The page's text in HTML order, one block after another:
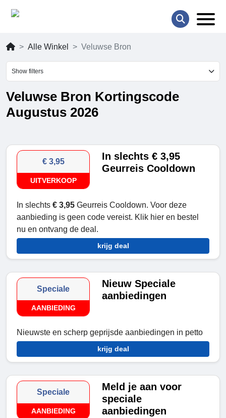
Alle Winkel Veluwse Bron
Show filters
Veluwse Bron Kortingscode
Augustus 2026
€ 3,95
UITVERKOOP
In slechts € 3,95
Geurreis Cooldown
In slechts € 3,95 Geurreis Cooldown. Voor deze
aanbieding is geen code vereist. Klik hier en bestel
nu en ontvang de deal.
krijg deal
Speciale
AANBIEDING
Nieuw Speciale
aanbiedingen
Nieuwste en scherp geprijsde aanbiedingen in petto
krijg deal
Speciale
AANBIEDING
Meld je aan voor
speciale
aanbiedingen